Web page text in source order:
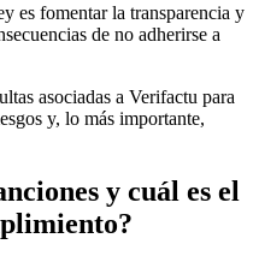
es fomentar la transparencia y
de no adherirse a
asociadas a Verifactu para
y, lo más importante,
y cuál es el